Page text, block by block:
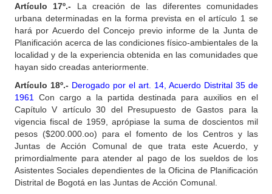
Artículo 17º.- La creación de las diferentes comunidades
urbana determinadas en la forma prevista en el artículo 1 se
hará por Acuerdo del Concejo previo informe de la Junta de
Planificación acerca de las condiciones físico-ambientales de la
localidad y de la experiencia obtenida en las comunidades que
hayan sido creadas anteriormente.
Artículo 18º.- Derogado por el art. 14, Acuerdo Distrital 35 de
1961
Con cargo a la partida destinada para auxilios en el
Capítulo V artículo 30 del Presupuesto de Gastos para la
vigencia fiscal de 1959, aprópiase la suma de doscientos mil
pesos ($200.000.oo) para el fomento de los Centros y las
Juntas de Acción Comunal de que trata este Acuerdo, y
primordialmente para atender al pago de los sueldos de los
Asistentes Sociales dependientes de la Oficina de Planificación
Distrital de Bogotá en las Juntas de Acción Comunal.